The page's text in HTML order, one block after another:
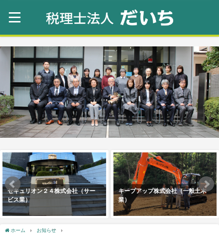
セキュリオン２４株式会社（サー
ビス業）
キープアップ株式会社（一般土木
業）
ホーム お知らせ